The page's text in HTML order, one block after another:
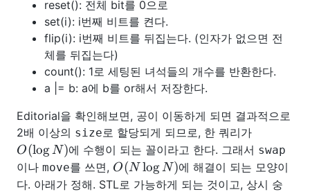
reset(): 전체 bit를 0으로
set(i): i번째 비트를 켠다.
flip(i): i번째 비트를 뒤집는다. (인자가 없으면 전
체를 뒤집는다)
count(): 1로 세팅된 녀석들의 개수를 반환한다.
a |= b: a에 b를 or해서 저장한다.
Editorial을 확인해보면, 공이 이동하게 되면 결과적으로
2배 이상의 size 로 할당되게 되므로, 한 쿼리가
N)
O(log N)에 수행이 되는 꼴이라고 한다. 그래서 swap
이나 move를 쓰면, O(N
\log
O(N log N)에 해결이 되는 모양이
다. 아래가 정해. STL로 가능하게 되는 것이고, 상시 숭